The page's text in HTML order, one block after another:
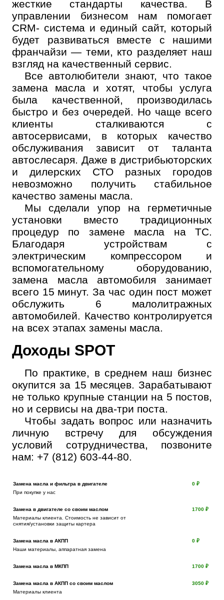
жесткие стандарты качества. В
управлении бизнесом нам помогает
CRM- система и единый сайт, который
будет развиваться вместе с нашими
франчайзи — теми, кто разделяет наш
взгляд на качественный сервис.
Все автолюбители знают, что такое
замена масла и хотят, чтобы услуга
была качественной, производилась
быстро и без очередей. Но чаще всего
клиенты сталкиваются с
автосервисами, в которых качество
обслуживания зависит от таланта
автослесаря. Даже в дистрибьюторских
и дилерских СТО разных городов
невозможно получить стабильное
качество замены масла.
Мы сделали упор на герметичные
установки вместо традиционных
процедур по замене масла на ТС.
Благодаря устройствам с
электрическим компрессором и
вспомогательному оборудованию,
замена масла автомобиля занимает
всего 15 минут. За час один пост может
обслужить 6 малолитражных
автомобилей. Качество контролируется
на всех этапах замены масла.
Доходы SPOT
По практике, в среднем наш бизнес
окупится за 15 месяцев. Зарабатывают
не только крупные станции на 5 постов,
но и сервисы на два-три поста.
Чтобы задать вопрос или назначить
личную встречу для обсуждения
условий сотрудничества, позвоните
нам: +7 (812) 603-44-80.
Замена масла и фильтра в двигателе
При покупке у нас
0 ₽
Замена в двигателе со своим маслом
Материалы клиента. Стоимость не зависит от
снятия/установки защиты картера
1700 ₽
Замена масла в АКПП
Наши материалы, аппаратная замена
0 ₽
Замена масла в МКПП 1700 ₽
Замена масла в АКПП со своим маслом
Материалы клиента
3050 ₽